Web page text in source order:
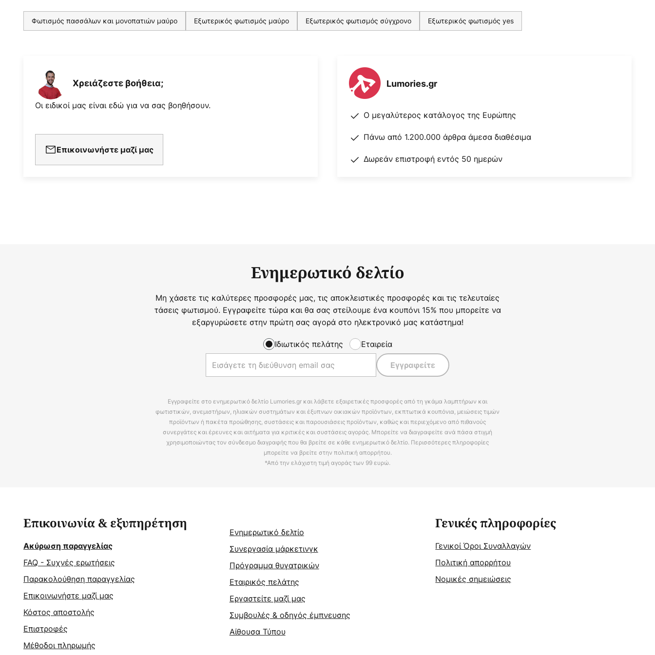
Φωτισμός πασσάλων και μονοπατιών μαύρο Εξωτερικός φωτισμός μαύρο Εξωτερικός φωτισμός σύγχρονο Εξωτερικός φωτισμός yes
Χρειάζεστε βοήθεια;
Οι ειδικοί μας είναι εδώ για να σας βοηθήσουν.
Επικοινωνήστε μαζί μας
Lumories.gr
Ο μεγαλύτερος κατάλογος της Ευρώπης
Πάνω από 1.200.000 άρθρα άμεσα διαθέσιμα
Δωρεάν επιστροφή εντός 50 ημερών
Ενημερωτικό δελτίο
Μη χάσετε τις καλύτερες προσφορές μας, τις αποκλειστικές προσφορές και τις τελευταίες
τάσεις φωτισμού. Εγγραφείτε τώρα και θα σας στείλουμε ένα κουπόνι 15% που μπορείτε να
εξαργυρώσετε στην πρώτη σας αγορά στο ηλεκτρονικό μας κατάστημα!
Ιδιωτικός πελάτης Εταιρεία
Εγγραφείτε
Εγγραφείτε στο ενημερωτικό δελτίο Lumories.gr και λάβετε εξαιρετικές προσφορές από τη γκάμα λαμπτήρων και
φωτιστικών, ανεμιστήρων, ηλιακών συστημάτων και έξυπνων οικιακών προϊόντων, εκπτωτικά κουπόνια, μειώσεις τιμών
προϊόντων ή πακέτα προώθησης, συστάσεις και παρουσιάσεις προϊόντων, καθώς και περιεχόμενο από πιθανούς
συνεργάτες και έρευνες και αιτήματα για κριτικές και συστάσεις αγοράς. Μπορείτε να διαγραφείτε ανά πάσα στιγμή
χρησιμοποιώντας τον σύνδεσμο διαγραφής που θα βρείτε σε κάθε ενημερωτικό δελτίο. Περισσότερες πληροφορίες
μπορείτε να βρείτε στην πολιτική απορρήτου.
*Από την ελάχιστη τιμή αγοράς των 99 ευρώ.
Επικοινωνία & εξυπηρέτηση
Ακύρωση παραγγελίας
FAQ - Συχνές ερωτήσεις
Παρακολούθηση παραγγελίας
Επικοινωνήστε μαζί μας
Κόστος αποστολής
Επιστροφές
Μέθοδοι πληρωμής
Ενημερωτικό δελτίο
Συνεργασία μάρκετινγκ
Πρόγραμμα θυγατρικών
Εταιρικός πελάτης
Εργαστείτε μαζί μας
Συμβουλές & οδηγός έμπνευσης
Αίθουσα Τύπου
Γενικές πληροφορίες
Γενικοί Όροι Συναλλαγών
Πολιτική απορρήτου
Νομικές σημειώσεις